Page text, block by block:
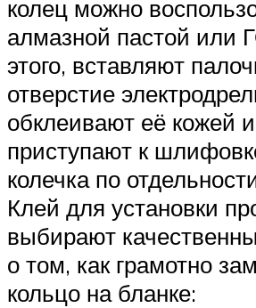
колец можно
алмазной пастой или
этого, вставляют
отверстие
обклеивают её кожей
приступают к
колечка по
Клей для установки
выбирают
о том, как грамотно
кольцо на бланке: